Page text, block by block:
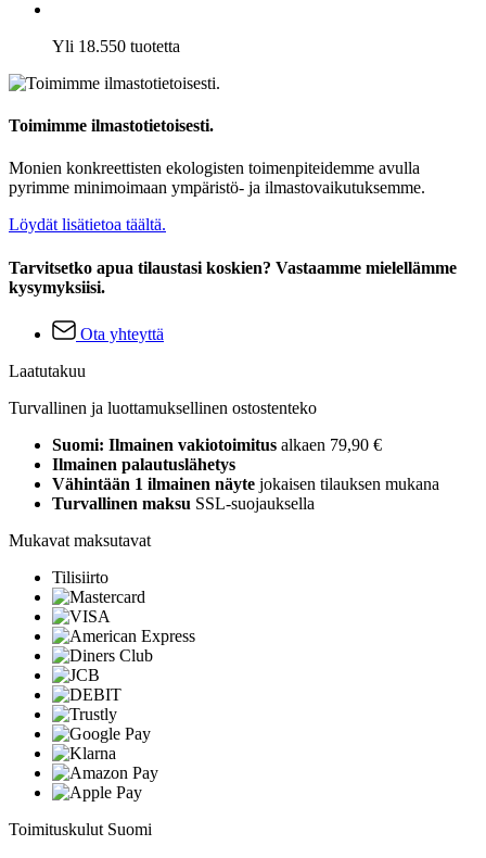
Yli 18.550 tuotetta
Toimimme ilmastotietoisesti.
Monien konkreettisten ekologisten toimenpiteidemme avulla
pyrimme minimoimaan ympäristö- ja ilmastovaikutuksemme.
Löydät lisätietoa täältä.
Tarvitsetko apua tilaustasi koskien? Vastaamme mielellämme
kysymyksiisi.
Ota yhteyttä
Laatutakuu
Turvallinen ja luottamuksellinen ostostenteko
Suomi: Ilmainen vakiotoimitus alkaen 79,90 €
Ilmainen palautuslähetys
Vähintään 1 ilmainen näyte jokaisen tilauksen mukana
Turvallinen maksu SSL-suojauksella
Mukavat maksutavat
Tilisiirto
Toimituskulut Suomi